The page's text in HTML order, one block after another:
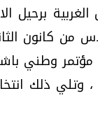
برحيل
كانون
على عقد مؤتمر
ذلك